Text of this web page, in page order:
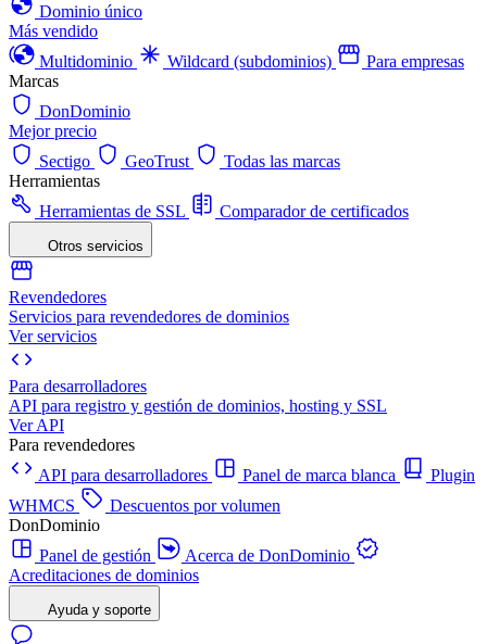
Dominio único
Más vendido
Multidominio
Wildcard (subdominios)
Para empresas
Marcas
DonDominio
Mejor precio
Sectigo
GeoTrust
Todas las marcas
Herramientas
Herramientas de SSL
Comparador de certificados
Otros servicios
Revendedores
Servicios para revendedores de dominios
Ver servicios
Para desarrolladores
API para registro y gestión de dominios, hosting y SSL
Ver API
Para revendedores
API para desarrolladores
Panel de marca blanca
Plugin
WHMCS
Descuentos por volumen
DonDominio
Panel de gestión
Acerca de DonDominio
Acreditaciones de dominios
Ayuda y soporte